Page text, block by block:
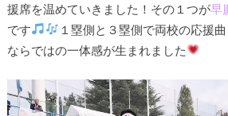
援席を温めていきました！その１つが早
です
１塁側と３塁側で両校の応援曲
ならではの一体感が生まれました
動
画